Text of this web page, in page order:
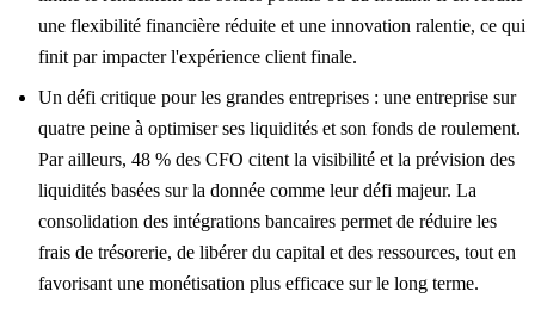
une flexibilité financière réduite et une innovation ralentie, ce qui
finit par impacter l'expérience client finale.
Un défi critique pour les grandes entreprises : une entreprise sur
quatre peine à optimiser ses liquidités et son fonds de roulement.
Par ailleurs, 48 % des CFO citent la visibilité et la prévision des
liquidités basées sur la donnée comme leur défi majeur. La
consolidation des intégrations bancaires permet de réduire les
frais de trésorerie, de libérer du capital et des ressources, tout en
favorisant une monétisation plus efficace sur le long terme.